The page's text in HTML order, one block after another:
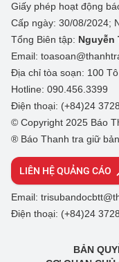
Giấy phép hoạt động
Cấp ngày: 30/08/2024;
Tổng Biên tập: Nguyễn
Email:
Địa chỉ tòa soạn: 100
Hotline: 090.456.3399
Điện thoại: (+84)24
© Copyright 2025 Báo
® Báo Thanh tra giữ
LIÊN HỆ QUẢNG CÁO
Email:
Điện thoại: (+84)24
BẢN